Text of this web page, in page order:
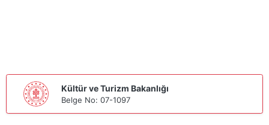
Kültür ve Turizm Bakanlığı
Belge No: 07-1097